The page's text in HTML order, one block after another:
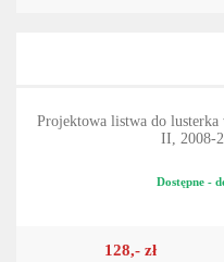
Projektowa listwa do lusterka
II, 2008-
Dostępne -
128,- zł